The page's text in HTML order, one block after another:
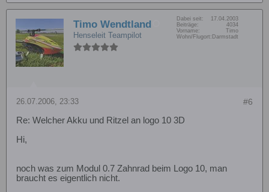
Timo Wendtland
Henseleit Teampilot
Dabei seit:
17.04.2003
Beiträge:
4034
Vorname:
Timo
Wohn/Flugort: Darmstadt
#6
26.07.2006, 23:33
Re: Welcher Akku und Ritzel an logo 10 3D
Hi,
noch was zum Modul 0.7 Zahnrad beim Logo 10, man
braucht es eigentlich nicht.